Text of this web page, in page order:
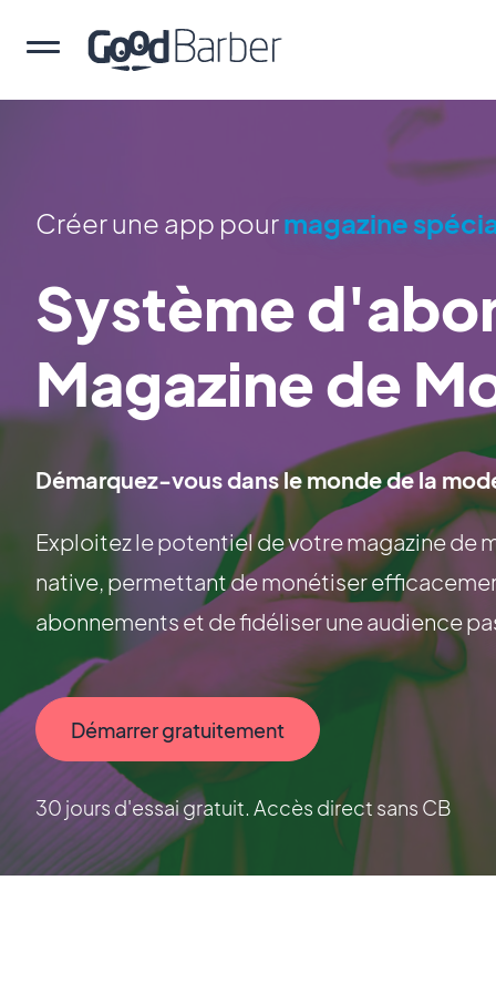
Créer une app pourmagazine
Système
Magazine de
Démarquez-vous dans le monde de la
Exploitez le potentiel de votre magazine de
native, permettant de monétiser
abonnements et de fidéliser une audience
Démarrer gratuitement
30 jours d'essai gratuit. Accès direct sans CB